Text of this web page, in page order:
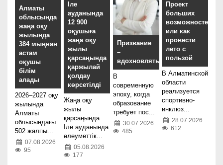
Алматы
облысында
жаңа оқу
жылында
384 мыңнан
астам
оқушы
білім
алады
2026–2027 оқу
жылында
Алматы
облысындағы
502 жалпы...
07.08.2026
95
Іле
ауданында
12 900
оқушыға
жаңа оқу
жылы
қарсаңында
қаржылай
қолдау
көрсетілді
Жаңа оқу
жылы
қарсаңында
Іле ауданында
әлеуметтік...
05.08.2026
177
Призвание
–
вдохновлять
В
современную
эпоху, когда
образование
требует пос...
30.07.2026
485
Проект
больших
возможностей,
или как
провести
лето с
пользой
В Алматинской
области
реализуется
спортивно-
инклюз...
28.07.2026
612